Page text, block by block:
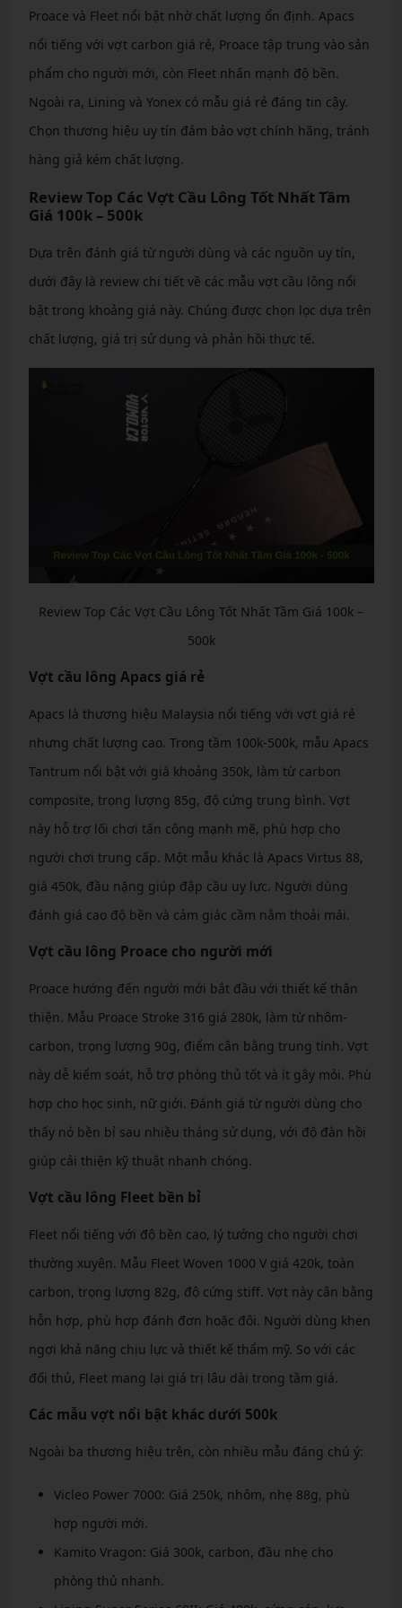
Proace và Fleet nổi bật nhờ chất lượng ổn định. Apacs
nổi tiếng với vợt carbon giá rẻ, Proace tập trung vào sản
phẩm cho người mới, còn Fleet nhấn mạnh độ bền.
Ngoài ra, Lining và Yonex có mẫu giá rẻ đáng tin cậy.
Chọn thương hiệu uy tín đảm bảo vợt chính hãng, tránh
hàng giả kém chất lượng.
Review Top Các Vợt Cầu Lông Tốt Nhất Tầm
Giá 100k – 500k
Dựa trên đánh giá từ người dùng và các nguồn uy tín,
dưới đây là review chi tiết về các mẫu vợt cầu lông nổi
bật trong khoảng giá này. Chúng được chọn lọc dựa trên
chất lượng, giá trị sử dụng và phản hồi thực tế.
Review Top Các Vợt Cầu Lông Tốt Nhất Tầm Giá 100k –
500k
Vợt cầu lông Apacs giá rẻ
Apacs là thương hiệu Malaysia nổi tiếng với vợt giá rẻ
nhưng chất lượng cao. Trong tầm 100k-500k, mẫu Apacs
Tantrum nổi bật với giá khoảng 350k, làm từ carbon
composite, trọng lượng 85g, độ cứng trung bình. Vợt
này hỗ trợ lối chơi tấn công mạnh mẽ, phù hợp cho
người chơi trung cấp. Một mẫu khác là Apacs Virtus 88,
giá 450k, đầu nặng giúp đập cầu uy lực. Người dùng
đánh giá cao độ bền và cảm giác cầm nắm thoải mái.
Vợt cầu lông Proace cho người mới
Proace hướng đến người mới bắt đầu với thiết kế thân
thiện. Mẫu Proace Stroke 316 giá 280k, làm từ nhôm-
carbon, trọng lượng 90g, điểm cân bằng trung tính. Vợt
này dễ kiểm soát, hỗ trợ phòng thủ tốt và ít gây mỏi. Phù
hợp cho học sinh, nữ giới. Đánh giá từ người dùng cho
thấy nó bền bỉ sau nhiều tháng sử dụng, với độ đàn hồi
giúp cải thiện kỹ thuật nhanh chóng.
Vợt cầu lông Fleet bền bỉ
Fleet nổi tiếng với độ bền cao, lý tưởng cho người chơi
thường xuyên. Mẫu Fleet Woven 1000 V giá 420k, toàn
carbon, trọng lượng 82g, độ cứng stiff. Vợt này cân bằng
hỗn hợp, phù hợp đánh đơn hoặc đôi. Người dùng khen
ngợi khả năng chịu lực và thiết kế thẩm mỹ. So với các
đối thủ, Fleet mang lại giá trị lâu dài trong tầm giá.
Các mẫu vợt nổi bật khác dưới 500k
Ngoài ba thương hiệu trên, còn nhiều mẫu đáng chú ý:
Vicleo Power 7000: Giá 250k, nhôm, nhẹ 88g, phù
hợp người mới.
Kamito Vragon: Giá 300k, carbon, đầu nhẹ cho
phòng thủ nhanh.